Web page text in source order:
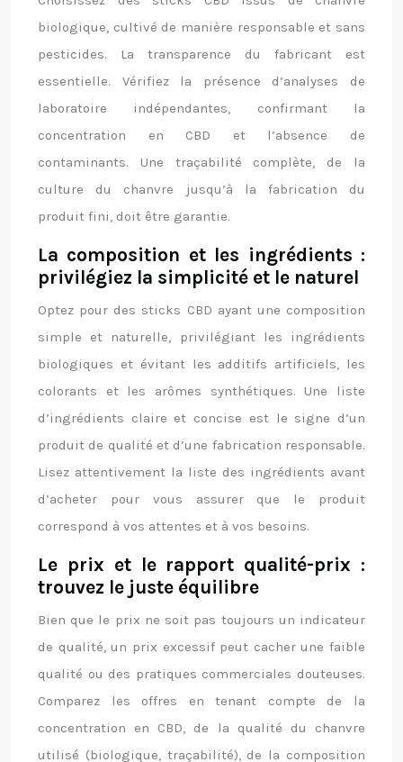
biologique, cultivé de manière responsable et sans
pesticides. La transparence du fabricant est
essentielle. Vérifiez la présence d’analyses de
laboratoire indépendantes, confirmant la
concentration en CBD et l’absence de
contaminants. Une traçabilité complète, de la
culture du chanvre jusqu’à la fabrication du
produit fini, doit être garantie.
La composition et les ingrédients :
privilégiez la simplicité et le naturel
Optez pour des sticks CBD ayant une composition
simple et naturelle, privilégiant les ingrédients
biologiques et évitant les additifs artificiels, les
colorants et les arômes synthétiques. Une liste
d’ingrédients claire et concise est le signe d’un
produit de qualité et d’une fabrication responsable.
Lisez attentivement la liste des ingrédients avant
d’acheter pour vous assurer que le produit
correspond à vos attentes et à vos besoins.
Le prix et le rapport qualité-prix :
trouvez le juste équilibre
Bien que le prix ne soit pas toujours un indicateur
de qualité, un prix excessif peut cacher une faible
qualité ou des pratiques commerciales douteuses.
Comparez les offres en tenant compte de la
concentration en CBD, de la qualité du chanvre
utilisé (biologique, traçabilité), de la composition